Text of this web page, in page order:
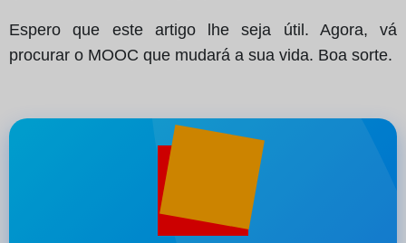
Espero que este artigo lhe seja útil. Agora, vá
procurar o MOOC que mudará a sua vida. Boa sorte.